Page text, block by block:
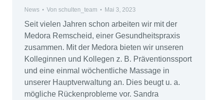
News Von schulten_team Mai 3, 2023
Seit vielen Jahren schon arbeiten wir mit der
Medora Remscheid, einer Gesundheitspraxis
zusammen. Mit der Medora bieten wir unseren
Kolleginnen und Kollegen z. B. Präventionssport
und eine einmal wöchentliche Massage in
unserer Hauptverwaltung an. Dies beugt u. a.
mögliche Rückenprobleme vor. Sandra